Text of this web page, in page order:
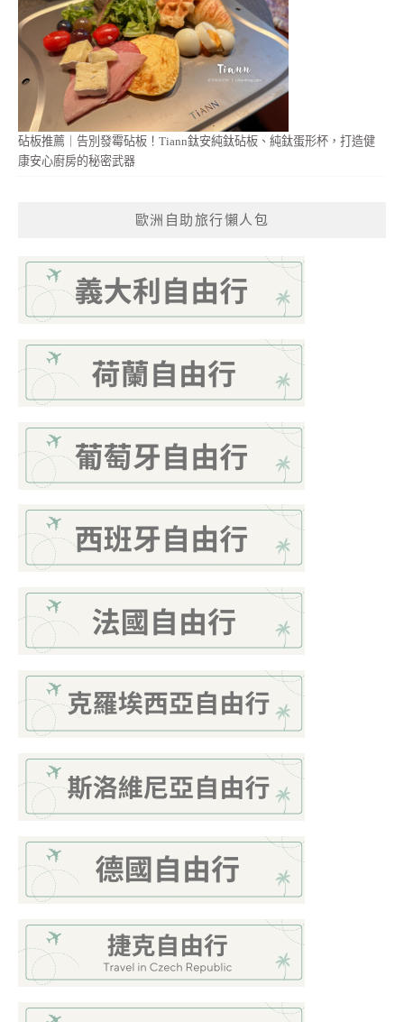
砧板推薦｜告別發霉砧板！Tiann鈦安純鈦砧板、純鈦蛋形杯，打造健
康安心廚房的秘密武器
歐洲自助旅行懶人包